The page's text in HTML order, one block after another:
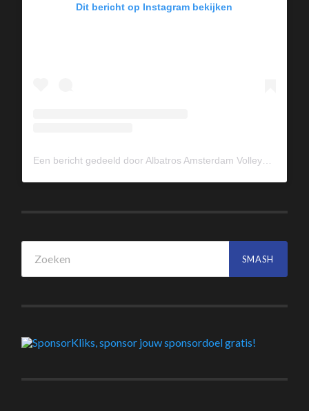
Dit bericht op Instagram bekijken